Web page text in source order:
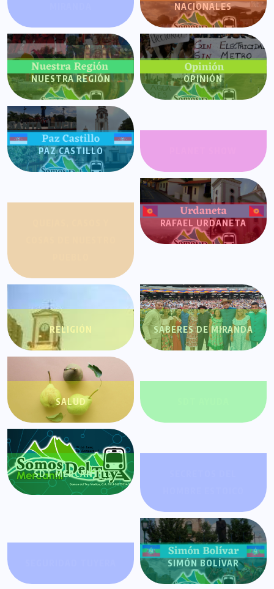
NACIONALES
NUESTRA REGIÓN OPINIÓN
PAZ CASTILLO
RAFAEL URDANETA
RELIGIÓN SABERES DE MIRANDA
SALUD
SDT MERCANTIL
SIMÓN BOLÍVAR